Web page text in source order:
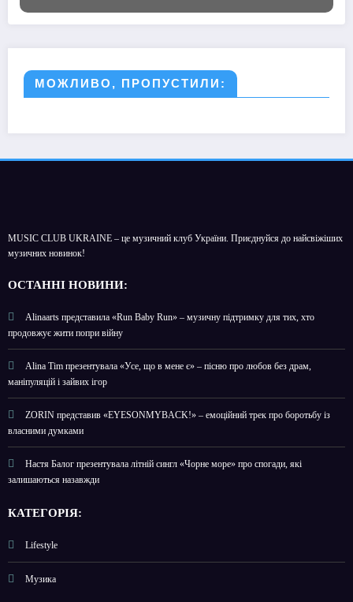
МОЖЛИВО, ПРОПУСТИЛИ:
MUSIC CLUB UKRAINE – це музичний клуб України. Приєднуйся до найсвіжіших
музичних новинок!
ОСТАННІ НОВИНИ:
Alinaarts представила «Run Baby Run» – музичну підтримку для тих, хто
продовжує жити попри війну
Alina Tim презентувала «Усе, що в мене є» – пісню про любов без драм,
маніпуляцій і зайвих ігор
ZORIN представив «EYESONMYBACK!» – емоційний трек про боротьбу із
власними думками
Настя Балог презентувала літній сингл «Чорне море» про спогади, які
залишаються назавжди
КАТЕГОРІЯ:
Lifestyle
Музика